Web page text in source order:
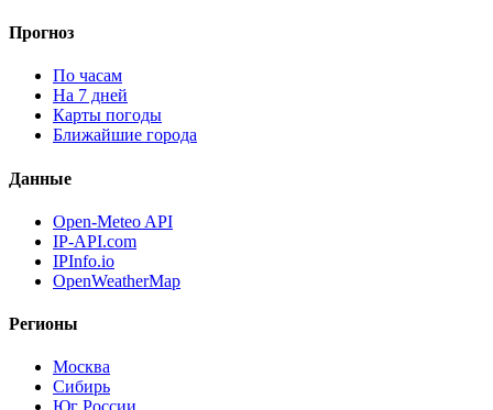
Прогноз
По часам
На 7 дней
Карты погоды
Ближайшие города
Данные
Open-Meteo API
IP-API.com
IPInfo.io
OpenWeatherMap
Регионы
Москва
Сибирь